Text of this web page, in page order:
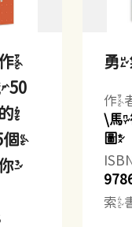
個
作
\馬
圖
索